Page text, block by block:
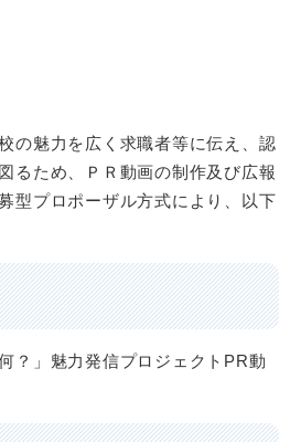
の魅力を広く求職者等に伝え、認
るため、ＰＲ動画の制作及び広報
型プロポーザル方式により、以下
力発信プロジェクトPR動